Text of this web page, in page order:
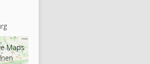
Maps